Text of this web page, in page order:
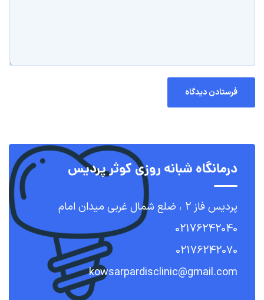
درمانگاه شبانه روزی کوثر پردیس
پردیس فاز 2 ، ضلع شمال غربی میدان امام
02176242040
02176242070
kowsarpardisclinic@gmail.com